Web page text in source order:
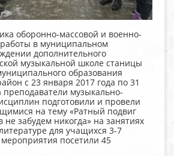
оборонно-массовой и военно-
в муниципальном
дополнительного
музыкальной школе станицы
образования
с 23 января 2017 года по 31
преподаватели музыкально-
подготовили и провели
на тему «Ратный подвиг
не забудем никогда» на занятиях
для учащихся 3-7
посетили 45